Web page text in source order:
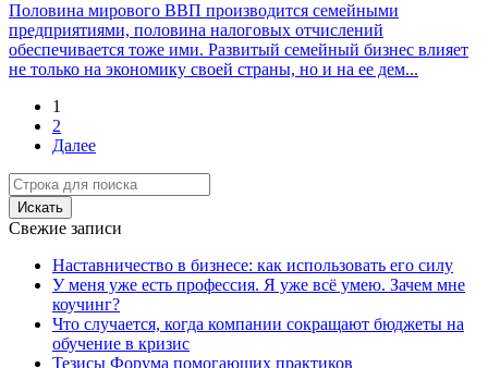
Половина мирового ВВП производится семейными
предприятиями, половина налоговых отчислений
обеспечивается тоже ими. Развитый семейный бизнес влияет
не только на экономику своей страны, но и на ее дем...
1
2
Далее
Поиск
Искать
Свежие записи
Наставничество в бизнесе: как использовать его силу
У меня уже есть профессия. Я уже всё умею. Зачем мне
коучинг?
Что случается, когда компании сокращают бюджеты на
обучение в кризис
Тезисы Форума помогающих практиков